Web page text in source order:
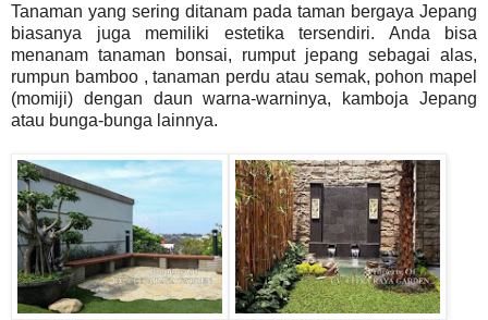
Tanaman yang sering ditanam pada taman bergaya Jepang
biasanya juga memiliki estetika tersendiri. Anda bisa
menanam tanaman bonsai, rumput jepang sebagai alas,
rumpun bamboo , tanaman perdu atau semak, pohon mapel
(momiji) dengan daun warna-warninya, kamboja Jepang
atau bunga-bunga lainnya.